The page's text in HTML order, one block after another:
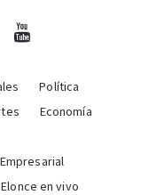
Política
Economía
Elonce en vivo